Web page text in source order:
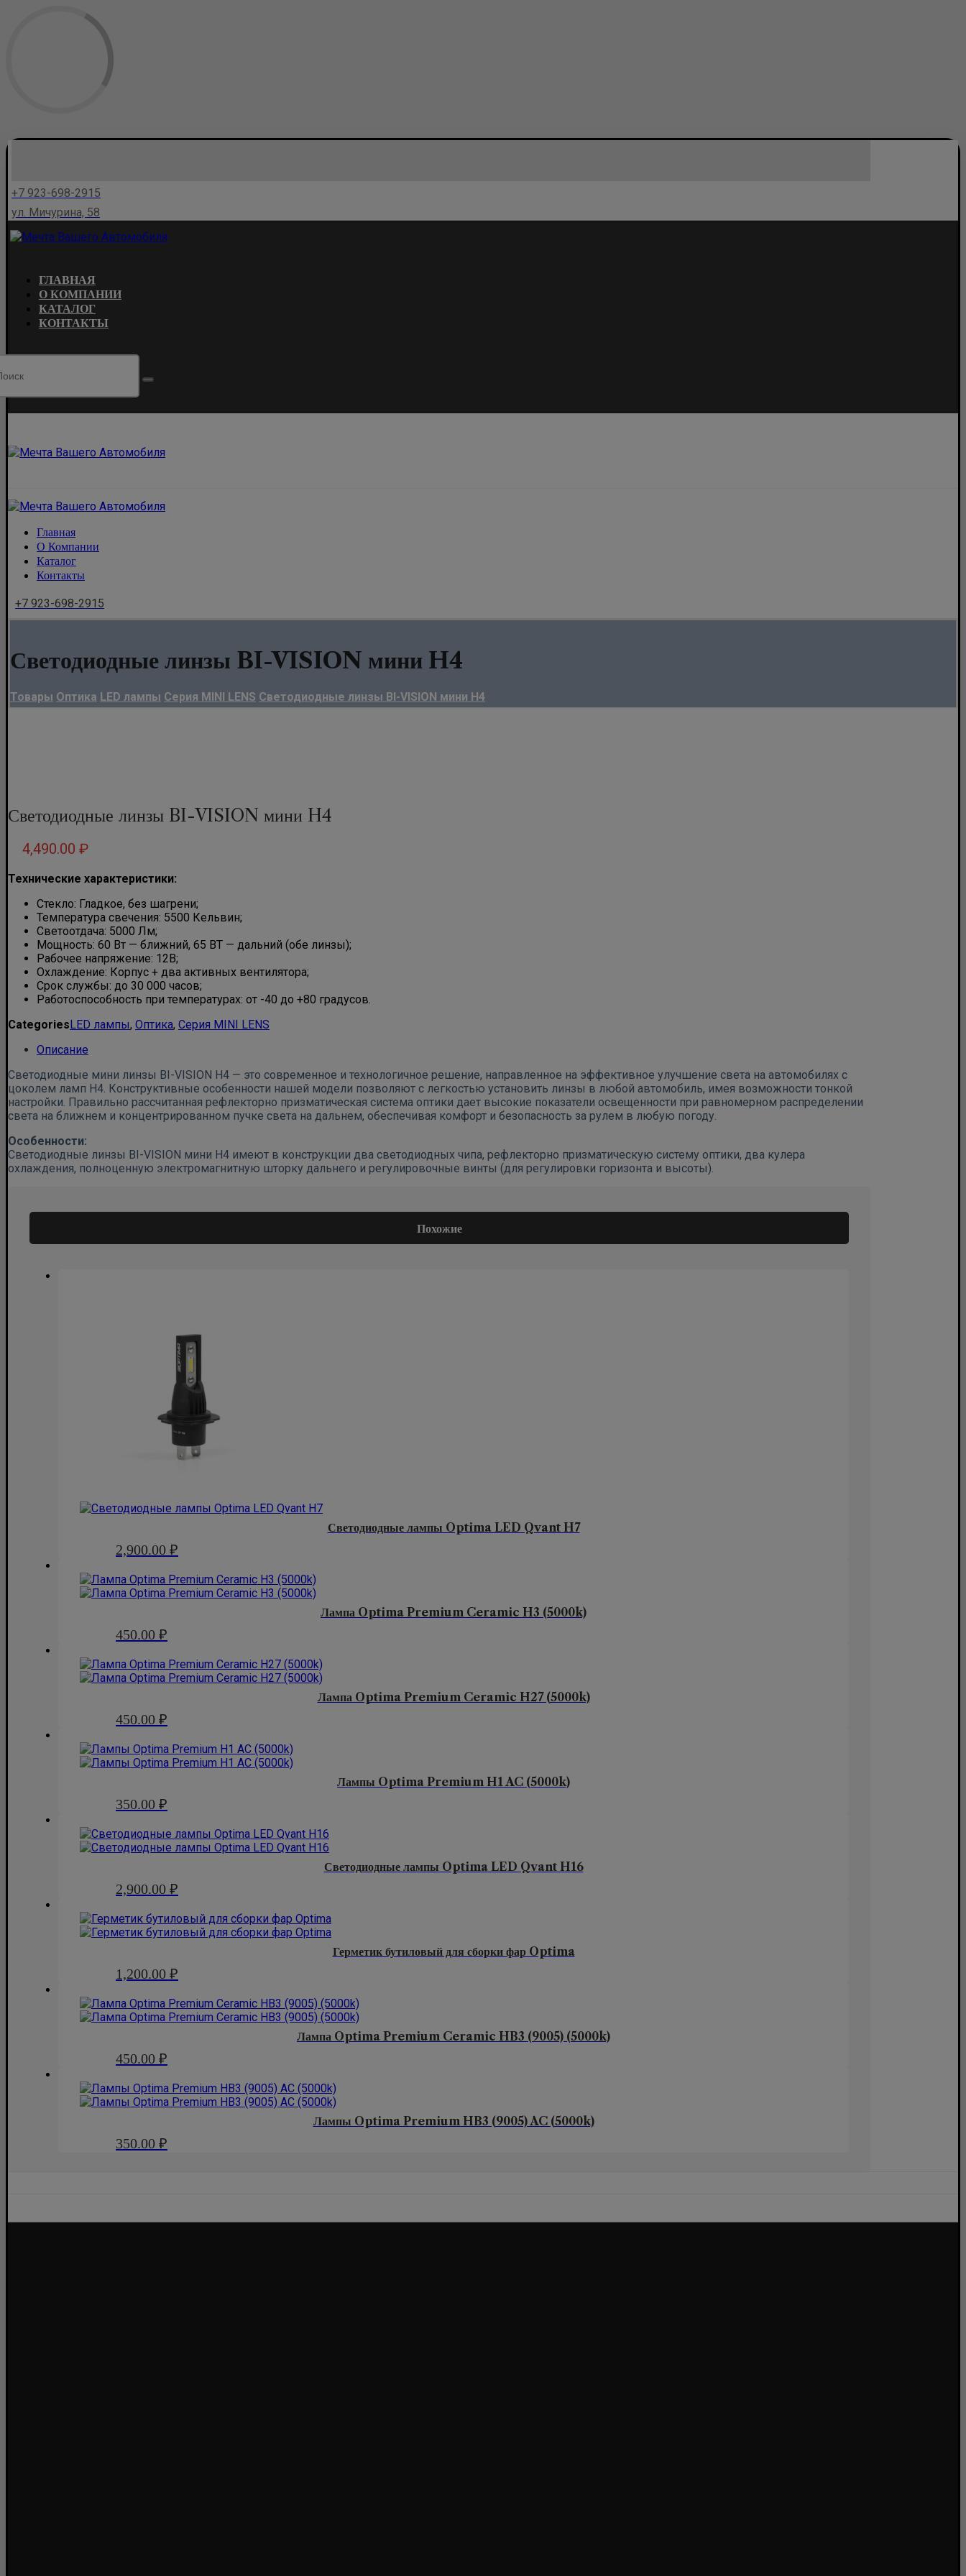
+7 923-698-2915
ул. Мичурина, 58
ГЛАВНАЯ
О КОМПАНИИ
КАТАЛОГ
КОНТАКТЫ
Главная
О Компании
Каталог
Контакты
+7 923-698-2915
Светодиодные линзы BI-VISION мини H4
Товары Оптика LED лампы Серия MINI LENS Светодиодные линзы BI-VISION мини H4
Светодиодные линзы BI-VISION мини H4
4,490.00 ₽
Технические характеристики:
Стекло: Гладкое, без шагрени;
Температура свечения: 5500 Кельвин;
Светоотдача: 5000 Лм;
Мощность: 60 Вт — ближний, 65 ВТ — дальний (обе линзы);
Рабочее напряжение: 12В;
Охлаждение: Корпус + два активных вентилятора;
Срок службы: до 30 000 часов;
Работоспособность при температурах: от -40 до +80 градусов.
CategoriesLED лампы, Оптика, Серия MINI LENS
Описание
Светодиодные мини линзы BI-VISION H4 — это современное и технологичное решение, направленное на эффективное улучшение света на автомобилях с
цоколем ламп H4. Конструктивные особенности нашей модели позволяют с легкостью установить линзы в любой автомобиль, имея возможности тонкой
настройки. Правильно рассчитанная рефлекторно призматическая система оптики дает высокие показатели освещенности при равномерном распределении
света на ближнем и концентрированном пучке света на дальнем, обеспечивая комфорт и безопасность за рулем в любую погоду.
Особенности:
Светодиодные линзы BI-VISION мини H4 имеют в конструкции два светодиодных чипа, рефлекторно призматическую систему оптики, два кулера
охлаждения, полноценную электромагнитную шторку дальнего и регулировочные винты (для регулировки горизонта и высоты).
Похожие
Светодиодные лампы Optima LED Qvant H7
2,900.00 ₽
Лампа Optima Premium Ceramic H3 (5000k)
450.00 ₽
Лампа Optima Premium Ceramic H27 (5000k)
450.00 ₽
Лампы Optima Premium H1 AC (5000k)
350.00 ₽
Светодиодные лампы Optima LED Qvant H16
2,900.00 ₽
Герметик бутиловый для сборки фар Optima
1,200.00 ₽
Лампа Optima Premium Ceramic HB3 (9005) (5000k)
450.00 ₽
Лампы Optima Premium HB3 (9005) AC (5000k)
350.00 ₽